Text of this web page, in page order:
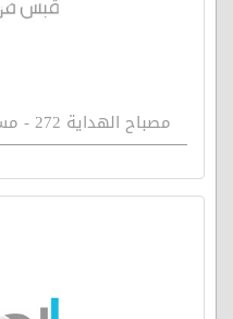
مصباح الهداية 272 - مسائل مختلفة حول الصبر